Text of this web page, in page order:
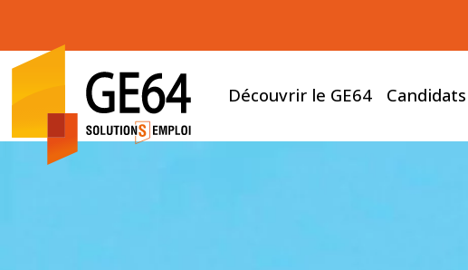
Découvrir le GE64